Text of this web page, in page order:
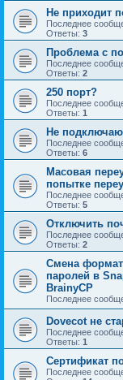
Не приходит
Последнее
Ответы: 3
Проблема с
Последнее
Ответы: 2
250 порт?
Последнее
Ответы: 1
Не
Последнее
Ответы: 6
Масовая
попытке
Последнее
Ответы: 5
Отключить
Последнее
Ответы: 2
Смена
паролей в
BrainyCP
Последнее
Dovecot не
Последнее
Ответы: 1
Сертификат
Последнее